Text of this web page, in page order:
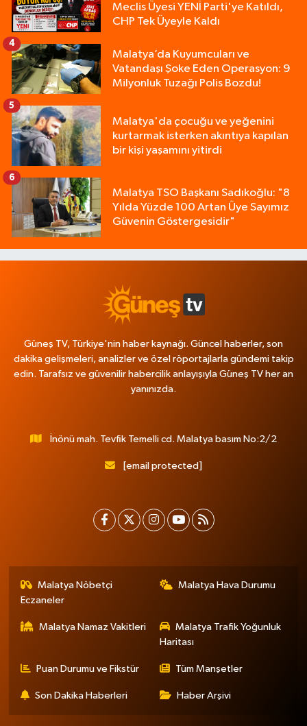
Meclis Üyesi YENİ Parti'ye Katıldı,
CHP Tek Üyeyle Kaldı
Malatya’da Kuyumcuları ve
Vatandaşı Şoke Eden Operasyon: 9
Milyonluk Tuzağı Polis Bozdu!
4
Malatya'da çocuğu ve yeğenini
kurtarmak isterken akıntıya kapılan
bir kişi yaşamını yitirdi
5
Malatya TSO Başkanı Sadıkoğlu: "8
Yılda Yüzde 100 Artan Üye Sayımız
Güvenin Göstergesidir"
6
Güneş TV, Türkiye'nin haber kaynağı. Güncel haberler, son
dakika gelişmeleri, analizler ve özel röportajlarla gündemi takip
edin. Tarafsız ve güvenilir habercilik anlayışıyla Güneş TV her an
yanınızda.
İnönü mah. Tevfik Temelli cd. Malatya basım No:2/2
[email protected]
Malatya Nöbetçi
Eczaneler
Malatya Hava Durumu
Malatya Namaz Vakitleri
Malatya Trafik Yoğunluk
Haritası
Puan Durumu ve Fikstür Tüm Manşetler
Son Dakika Haberleri Haber Arşivi